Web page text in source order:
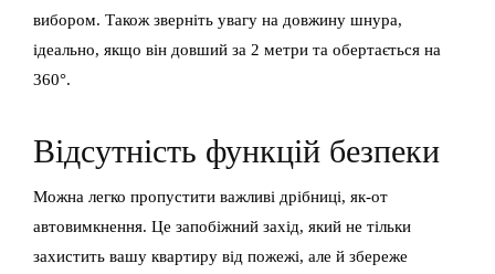
вибором. Також зверніть увагу на довжину шнура,
ідеально, якщо він довший за 2 метри та обертається на
360°.
Відсутність функцій безпеки
Можна легко пропустити важливі дрібниці, як-от
автовимкнення. Це запобіжний захід, який не тільки
захистить вашу квартиру від пожежі, але й збереже